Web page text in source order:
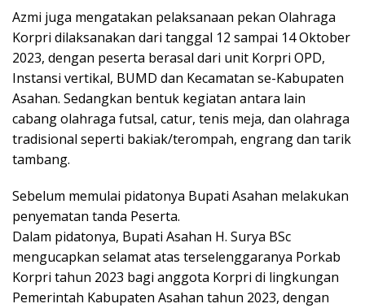
Azmi juga mengatakan pelaksanaan pekan Olahraga
Korpri dilaksanakan dari tanggal 12 sampai 14 Oktober
2023, dengan peserta berasal dari unit Korpri OPD,
Instansi vertikal, BUMD dan Kecamatan se-Kabupaten
Asahan. Sedangkan bentuk kegiatan antara lain
cabang olahraga futsal, catur, tenis meja, dan olahraga
tradisional seperti bakiak/terompah, engrang dan tarik
tambang.
Sebelum memulai pidatonya Bupati Asahan melakukan
penyematan tanda Peserta.
Dalam pidatonya, Bupati Asahan H. Surya BSc
mengucapkan selamat atas terselenggaranya Porkab
Korpri tahun 2023 bagi anggota Korpri di lingkungan
Pemerintah Kabupaten Asahan tahun 2023, dengan